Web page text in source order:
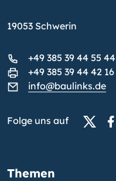
19053 Schwerin
+49 385 39 44 55 44
+49 385 39 44 42 16
info@baulinks.de
Folge uns auf
Themen